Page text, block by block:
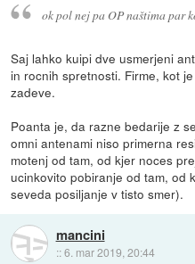
ok pol nej pa OP naštima par
Saj lahko kuipi dve usmerjeni
in rocnih spretnosti. Firme, kot
zadeve.
Poanta je, da razne bedarije z
omni antenami niso primerna
motenj od tam, od kjer noces
ucinkovito pobiranje od tam, od
seveda posiljanje v tisto smer).
mancini
::6. mar 2019, 20:44